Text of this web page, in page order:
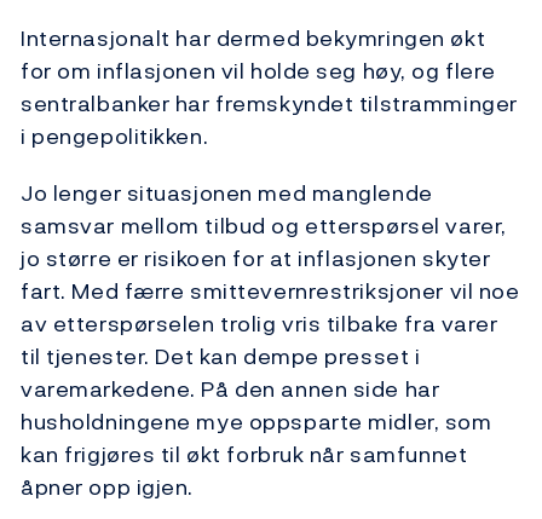
Internasjonalt har dermed bekymringen økt
for om inflasjonen vil holde seg høy, og flere
sentralbanker har fremskyndet tilstramminger
i pengepolitikken.
Jo lenger situasjonen med manglende
samsvar mellom tilbud og etterspørsel varer,
jo større er risikoen for at inflasjonen skyter
fart. Med færre smittevernrestriksjoner vil noe
av etterspørselen trolig vris tilbake fra varer
til tjenester. Det kan dempe presset i
varemarkedene. På den annen side har
husholdningene mye oppsparte midler, som
kan frigjøres til økt forbruk når samfunnet
åpner opp igjen.